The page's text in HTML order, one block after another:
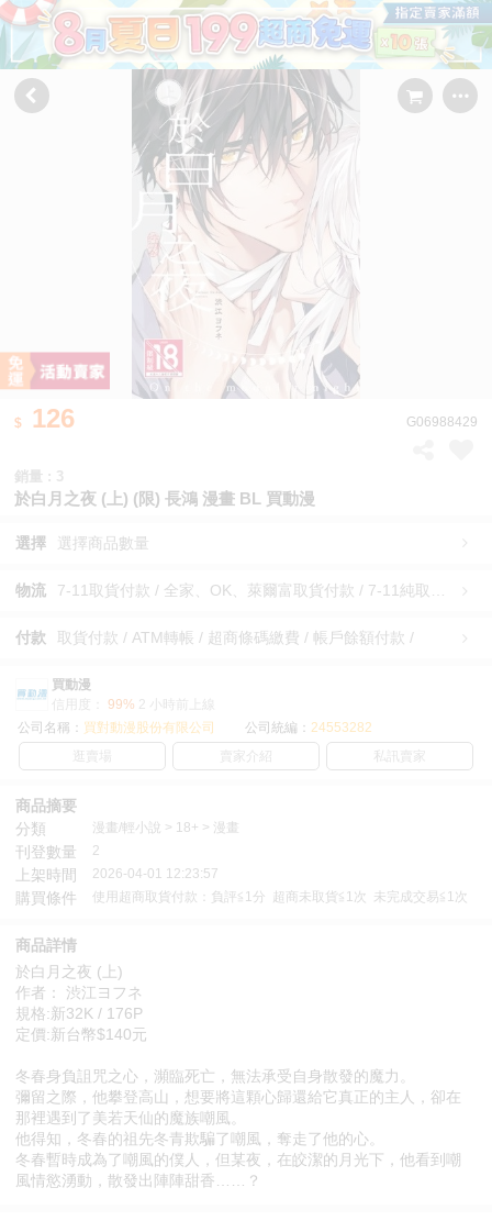
126 G06988429
銷量 : 3
於白月之夜 (上) (限) 長鴻 漫畫 BL 買動漫
選擇 選擇商品數量
物流
付款 取貨付款 / ATM轉帳 / 超商條碼繳費 / 帳戶餘額付款 /
買動漫
信用度：
99% 2 小時前上線
公司名稱： 買對動漫股份有限公司 公司統編： 24553282
逛賣場
賣家介紹 私訊賣家
商品摘要
分類
漫畫/輕小說 > 18+ > 漫畫
刊登數量 2
上架時間 2026-04-01 12:23:57
購買條件 使用超商取貨付款：負評≦1分 超商未取貨≦1次 未完成交易≦1次
商品詳情
於白月之夜 (上)
作者： 渋江ヨフネ
規格:新32K / 176P
定價:新台幣$140元
冬春身負詛咒之心，瀕臨死亡，無法承受自身散發的魔力。
彌留之際，他攀登高山，想要將這顆心歸還給它真正的主人，卻在
那裡遇到了美若天仙的魔族嘲風。
他得知，冬春的祖先冬青欺騙了嘲風，奪走了他的心。
冬春暫時成為了嘲風的僕人，但某夜，在皎潔的月光下，他看到嘲
風情慾湧動，散發出陣陣甜香……？